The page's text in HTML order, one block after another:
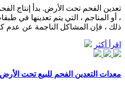
تعدين الفحم تحت الأرض. بدأ إنتاج
، أو المناجم ، التي يتم تعدينها في
ذلك ، فإن المشاكل الناجمة عن عدم
اقرأ أكثر
معدات التعدين الفحم للبيع تحت الأرض